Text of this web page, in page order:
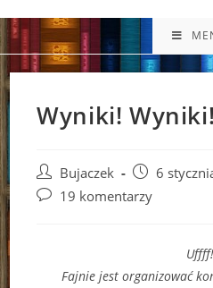
Wyniki! Wyniki!
Post
author:
Bujaczek
Post
published:
6
Post19 komentarzy
Uffff!
Fajnie jest organizować